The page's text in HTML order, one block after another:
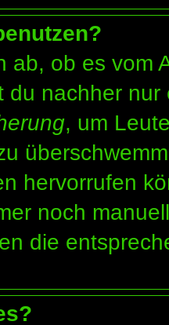
ab, ob es vom
du nachher
, um
hervorrufen
noch
die